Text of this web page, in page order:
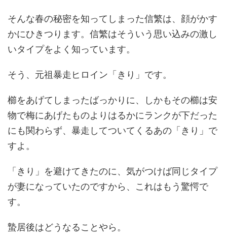
そんな春の秘密を知ってしまった信繁は、顔がかす
かにひきつります。信繁はそういう思い込みの激し
いタイプをよく知っています。
そう、元祖暴走ヒロイン「きり」です。
櫛をあげてしまったばっかりに、しかもその櫛は安
物で梅にあげたものよりはるかにランクが下だった
にも関わらず、暴走してついてくるあの「きり」で
すよ。
「きり」を避けてきたのに、気がつけば同じタイプ
が妻になっていたのですから、これはもう驚愕で
す。
蟄居後はどうなることやら。